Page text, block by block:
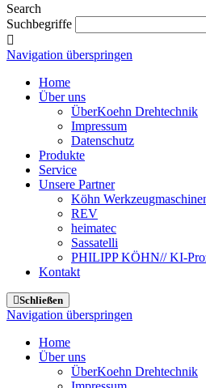
Search
Suchbegriffe
Navigation überspringen
Home
Über uns
ÜberKoehn Drehtechnik
Impressum
Datenschutz
Produkte
Service
Unsere Partner
Köhn
REV
heimatec
Sassatelli
PHILIPP KÖHN// KI-
Kontakt
Schließen
Navigation überspringen
Home
Über uns
ÜberKoehn Drehtechnik